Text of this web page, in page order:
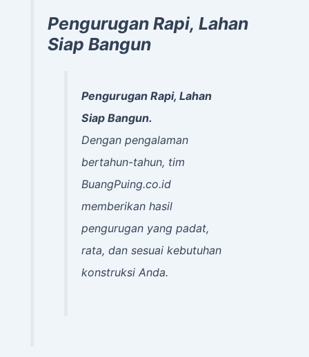
Pengurugan Rapi, Lahan
Siap Bangun
Pengurugan Rapi, Lahan
Siap Bangun.
Dengan pengalaman
bertahun-tahun, tim
BuangPuing.co.id
memberikan hasil
pengurugan yang padat,
rata, dan sesuai kebutuhan
konstruksi Anda.